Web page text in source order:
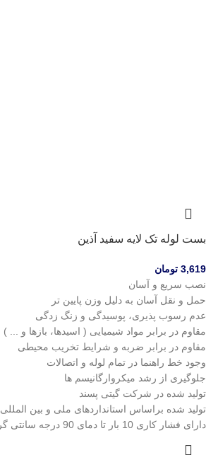
بست لوله تک لایه سفید آذین
3,619 تومان
نصب سریع و آسان
حمل و نقل آسان به دلیل وزن پایین تر
عدم رسوب پذیری، پوسیدگی و زنگ زدگی
مقاوم در برابر مواد شیمیایی ( اسیدها، بازها و ... )
مقاوم در برابر ضربه و شرایط تخریب محیطی
وجود خط راهنما در تمام لوله و اتصالات
جلوگیری از رشد میکروارگانیسم ها
تولید شده در شرکت گیتی پسند
تولید شده براساس استانداردهای ملی و بین المللی
دارای فشار کاری 10 بار تا دمای 90 درجه سانتی گراد